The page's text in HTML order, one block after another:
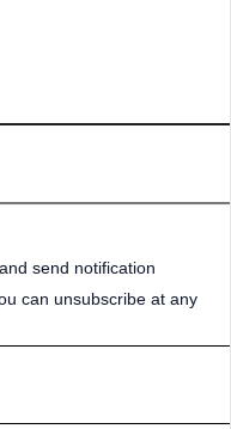
send notification
can unsubscribe at any